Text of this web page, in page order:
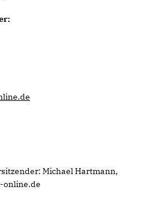
Michael Hartmann,
online.de